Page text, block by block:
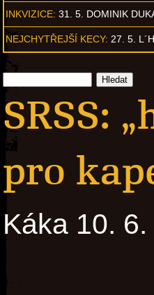
INKVIZICE: 31. 5. DOMINIK
NEJCHYTŘEJŠÍ KECY: 27. 5.
SRSS:
pro
Káka 10.